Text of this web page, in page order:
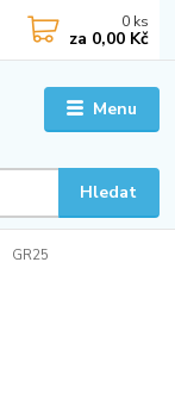
Menu
Hledat
0 ks
za 0,00 Kč
GR25